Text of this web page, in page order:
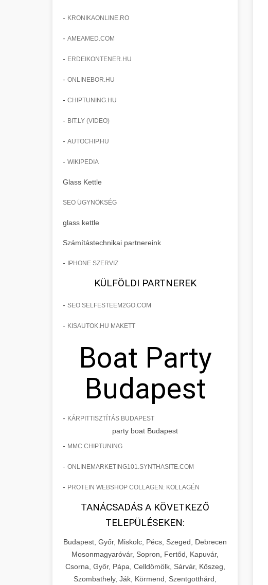
- KRONIKAONLINE.RO
- AMEAMED.COM
- ERDEIKONTENER.HU
- ONLINEBOR.HU
- CHIPTUNING.HU
- BIT.LY (VIDEO)
- AUTOCHIP.HU
- WIKIPEDIA
Glass Kettle
SEO ÜGYNÖKSÉG
glass kettle
Számítástechnikai partnereink
- IPHONE SZERVIZ
KÜLFÖLDI PARTNEREK
- SEO SELFESTEEM2GO.COM
- KISAUTOK.HU MAKETT
Boat Party
Budapest
- KÁRPITTISZTÍTÁS BUDAPEST
party boat Budapest
- MMC CHIPTUNING
- ONLINEMARKETING101.SYNTHASITE.COM
- PROTEIN WEBSHOP COLLAGEN: KOLLAGÉN
TANÁCSADÁS A KÖVETKEZŐ
TELEPÜLÉSEKEN:
Budapest, Győr, Miskolc, Pécs, Szeged, Debrecen
Mosonmagyaróvár, Sopron, Fertőd, Kapuvár,
Csorna, Győr, Pápa, Celldömölk, Sárvár, Kőszeg,
Szombathely, Ják, Körmend, Szentgotthárd,